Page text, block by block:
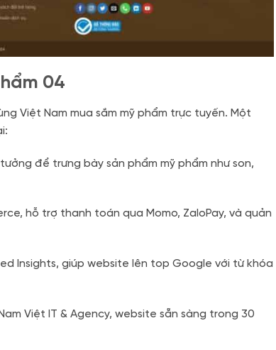
04
Việt Nam mua sắm mỹ phẩm trực tuyến. Một
để trưng bày sản phẩm mỹ phẩm như son,
hỗ trợ thanh toán qua Momo, ZaloPay, và quản
Insights, giúp website lên top Google với từ khóa
Việt IT & Agency, website sẵn sàng trong 30